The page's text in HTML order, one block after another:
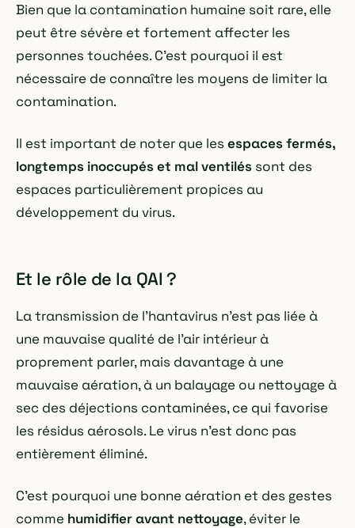
Bien que la contamination humaine soit rare, elle
peut être sévère et fortement affecter les
personnes touchées. C'est pourquoi il est
nécessaire de connaître les moyens de limiter la
contamination.
Il est important de noter que les espaces fermés,
longtemps inoccupés et mal ventilés sont des
espaces particulièrement propices au
développement du virus.
Et le rôle de la QAI ?
La transmission de l'hantavirus n'est pas liée à
une mauvaise qualité de l'air intérieur à
proprement parler, mais davantage à une
mauvaise aération, à un balayage ou nettoyage à
sec des déjections contaminées, ce qui favorise
les résidus aérosols. Le virus n'est donc pas
entièrement éliminé.
C'est pourquoi une bonne aération et des gestes
comme humidifier avant nettoyage, éviter le